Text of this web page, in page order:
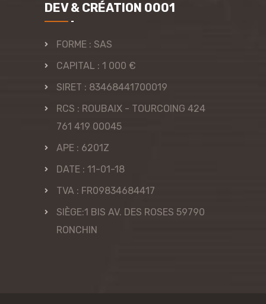
DEV & CRÉATION 0001
FORME : SAS
CAPITAL : 1 000 €
SIRET : 83468441700019
RCS : ROUBAIX - TOURCOING 424
761 419 00045
APE : 6201Z
DATE : 11-01-18
TVA : FR09834684417
SIÈGE:1 BIS AV. DES ROSES 59790
RONCHIN